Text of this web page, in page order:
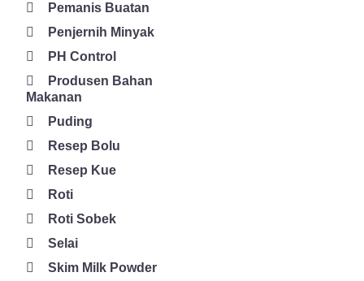
di https://globalsolusiingredia.com/ untuk detail informasinya.
Yuk, dapatkan enzim di GSI untuk berbagai jenis makanan dan
penunjang kesehatan.
Pemanis Buatan
Penjernih Minyak
PH Control
Produsen Bahan
Makanan
Puding
Resep Bolu
Resep Kue
Roti
Roti Sobek
Selai
Skim Milk Powder